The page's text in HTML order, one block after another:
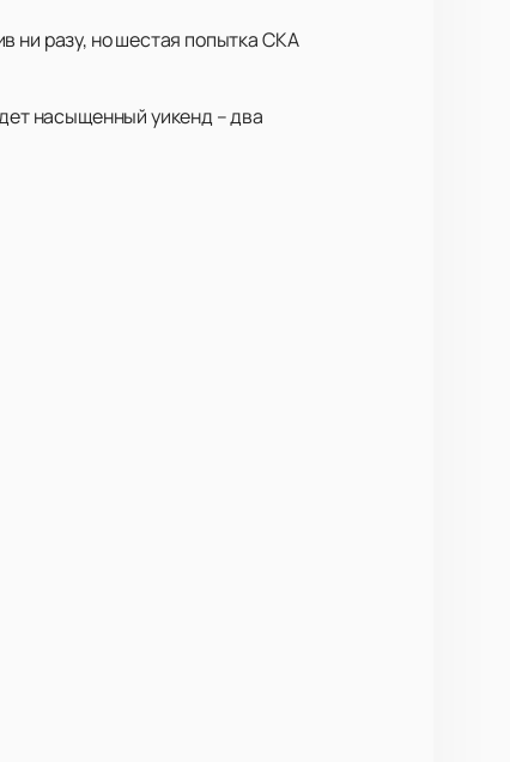
ни разу, но шестая попытка СКА
насыщенный уикенд – два